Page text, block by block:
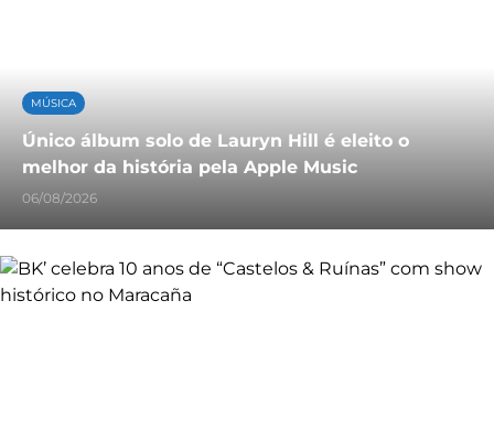
MÚSICA
Único álbum solo de Lauryn Hill é eleito o
melhor da história pela Apple Music
06/08/2026